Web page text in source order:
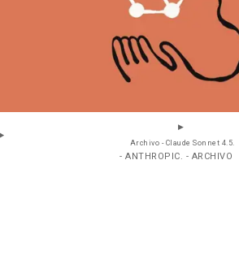
Archivo - Claude Sonnet 4.5.
- ANTHROPIC. - ARCHIVO